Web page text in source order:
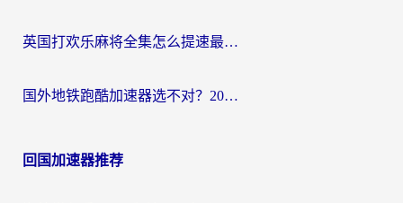
英国打欢乐麻将全集怎么提速最快？海外党亲测有效的国服游戏加速指南
国外地铁跑酷加速器选不对？2026海外玩家必看的国服游戏加速全攻略
回国加速器推荐